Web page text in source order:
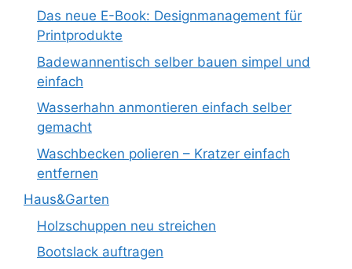
Das neue E-Book: Designmanagement für
Printprodukte
Badewannentisch selber bauen simpel und
einfach
Wasserhahn anmontieren einfach selber
gemacht
Waschbecken polieren – Kratzer einfach
entfernen
Haus&Garten
Holzschuppen neu streichen
Bootslack auftragen